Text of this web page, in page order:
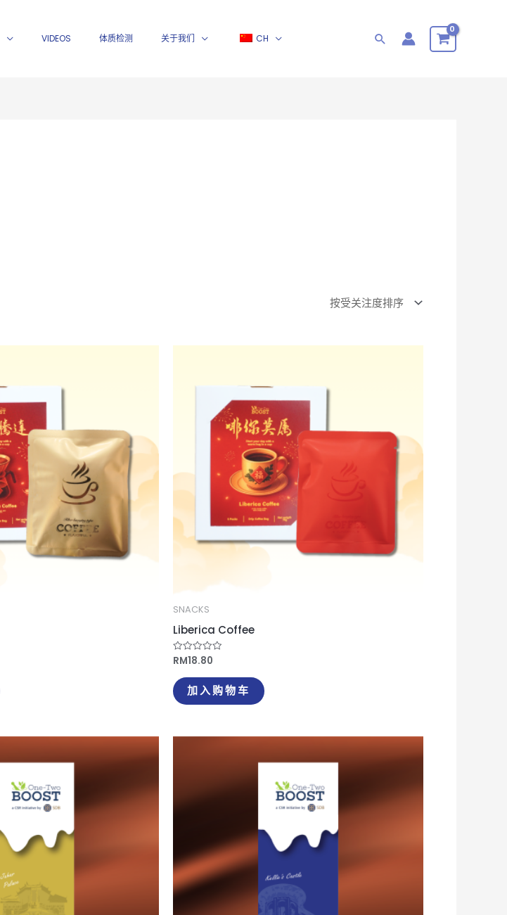
VIDEOS 体质检测 关于我们 CH
搜
SNACKS
Liberica Coffee
评
&sol;
5
RM18.80
加入购物车